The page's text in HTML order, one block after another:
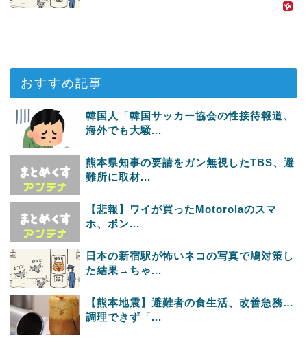
おすすめ記事
韓国人「韓国サッカー協会の性接待報道、
海外でも大騒...
熊本県知事の要請をガン無視したTBS、避
難所に取材...
【悲報】ワイが買ったMotorolaのスマ
ホ、ポン...
日本の新宿駅が怖いネコの写真で鳩対策し
た結果→ちゃ...
【熊本地震】避難者の食生活、改善急務…
調理できず「...